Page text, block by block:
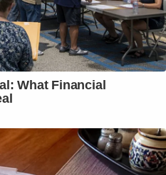
What Financial